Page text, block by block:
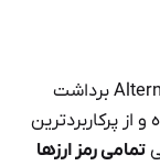
آلت کوین که از عبارت انگلیسی Alternative Coin برداشت
پرکاربردترین
تمامی رمز ارزها